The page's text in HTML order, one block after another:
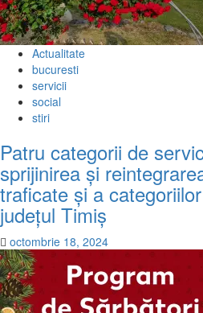
Actualitate
bucuresti
servicii
social
stiri
Patru categorii de
sprijinirea și
traficate și a
județul Timiș
octombrie 18, 2024